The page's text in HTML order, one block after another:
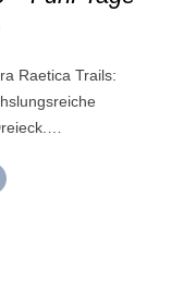
Raetica Trails: